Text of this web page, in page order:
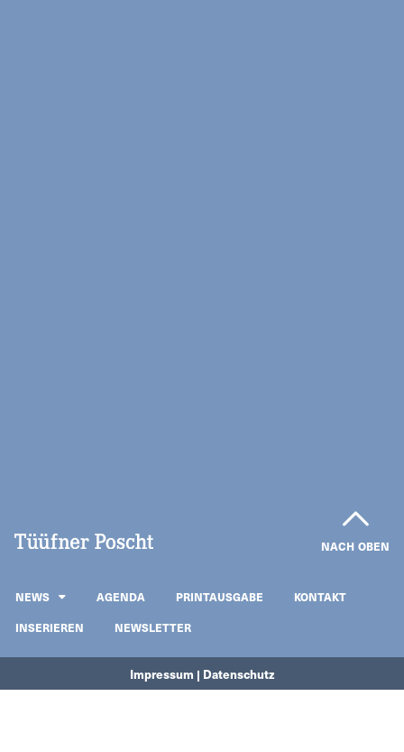
NACH OBEN
NEWS AGENDA PRINTAUSGABE
KONTAKT
INSERIEREN
NEWSLETTER
Impressum | Datenschutz